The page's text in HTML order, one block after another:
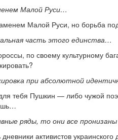
Малой Руси…
Малой Руси, но борьба
часть этого единства…
по своему культурному
при абсолютной
тебя Пушкин — либо чужой
ряды, то они все
активистов